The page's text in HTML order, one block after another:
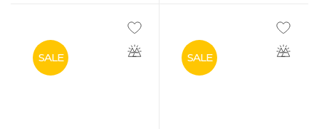
SALE SALE